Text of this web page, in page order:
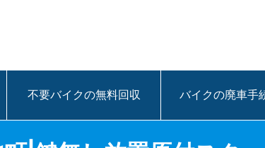
不要バイクの無料回収 バイクの廃車手